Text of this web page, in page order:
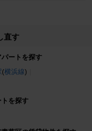
ります。
直す
ートを探す
(横浜線)
を探す